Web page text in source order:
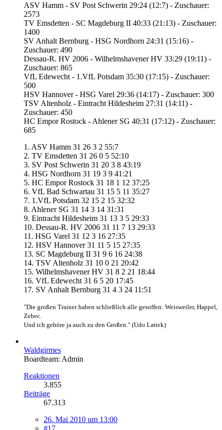
ASV Hamm - SV Post Schwerin 29:24 (12:7) - Zuschauer:
2573
TV Emsdetten - SC Magdeburg II 40:33 (21:13) - Zuschauer:
1400
SV Anhalt Bernburg - HSG Nordhorn 24:31 (15:16) -
Zuschauer: 490
Dessau-R. HV 2006 - Wilhelmshavener HV 33:29 (19:11) -
Zuschauer: 865
VfL Edewecht - 1.VfL Potsdam 35:30 (17:15) - Zuschauer:
500
HSV Hannover - HSG Varel 29:36 (14:17) - Zuschauer: 300
TSV Altenholz - Eintracht Hildesheim 27:31 (14:11) -
Zuschauer: 450
HC Empor Rostock - Ahlener SG 40:31 (17:12) - Zuschauer:
685
1. ASV Hamm 31 26 3 2 55:7
2. TV Emsdetten 31 26 0 5 52:10
3. SV Post Schwerin 31 20 3 8 43:19
4. HSG Nordhorn 31 19 3 9 41:21
5. HC Empor Rostock 31 18 1 12 37:25
6. VfL Bad Schwartau 31 15 5 11 35:27
7. 1.VfL Potsdam 32 15 2 15 32:32
8. Ahlener SG 31 14 3 14 31:31
9. Eintracht Hildesheim 31 13 3 5 29:33
10. Dessau-R. HV 2006 31 11 7 13 29:33
11. HSG Varel 31 12 3 16 27:35
12. HSV Hannover 31 11 5 15 27:35
13. SC Magdeburg II 31 9 6 16 24:38
14. TSV Altenholz 31 10 0 21 20:42
15. Wilhelmshavener HV 31 8 2 21 18:44
16. VfL Edewecht 31 6 5 20 17:45
17. SV Anhalt Bernburg 31 4 3 24 11:51
"Die großen Trainer haben schließlich alle gesoffen: Weisweiler, Happel,
Zebec.
Und ich gehöre ja auch zu den Großen." (Udo Lattek)
Waldgirmes
Boardteam: Admin
Reaktionen
3.855
Beiträge
67.313
26. Mai 2010 um 13:00
#17